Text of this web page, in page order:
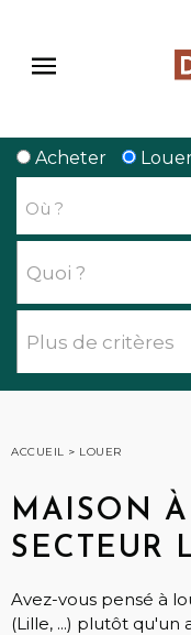
Acheter
ACCUEIL > LOUER
MAISON
SECTEUR
Avez-vous pensé à
(Lille, ...) plutôt qu'un